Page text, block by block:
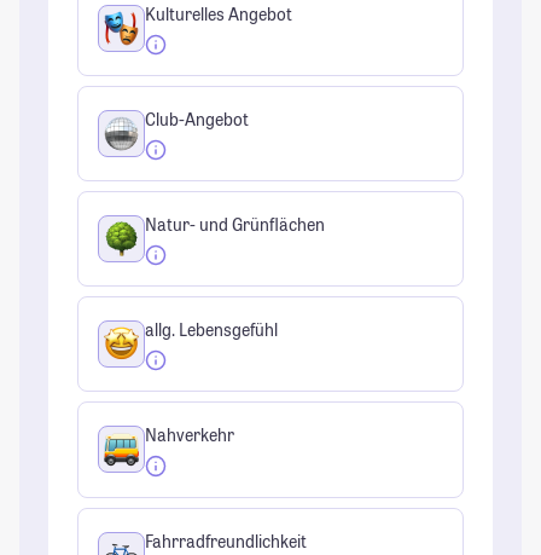
Kulturelles Angebot
Club-Angebot
Natur- und Grünflächen
allg. Lebensgefühl
Nahverkehr
Fahrradfreundlichkeit